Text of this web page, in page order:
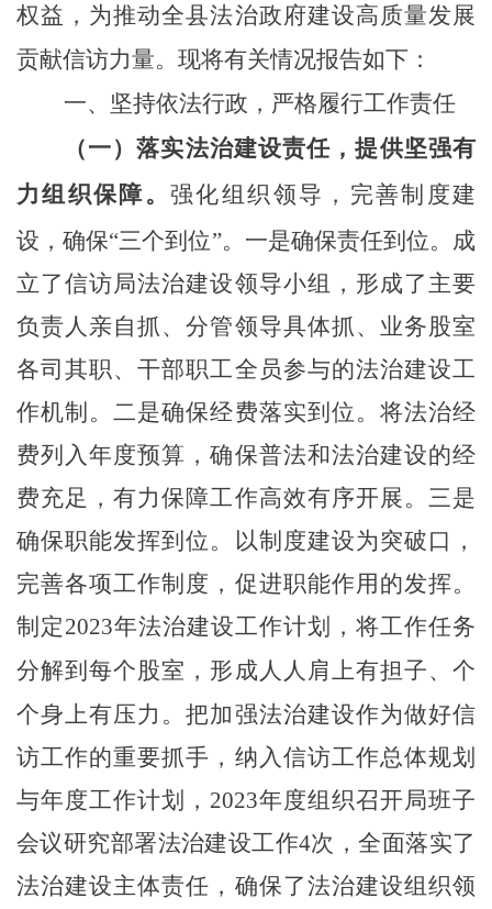
权益，为推动全县法治政府建设高质量发展
贡献信访力量。现将有关情况报告如下：
一、坚持依法行政， 严格履行工作责任
（一）落实法治建设责任 ，提供坚强有
力组织保障。强化组织领导， 完善制度建
设，确保“三个到位”。一是确保责任到位。成
立了信访局法治建设领导小组，形成了主要
负责人亲自抓、分管领导具体抓、业务股室
各司其职、干部职工全员参与的法治建设工
作机制。二是确保经费落实到位。将法治经
费列入年度预算，确保普法和法治建设的经
费充足，有力保障工作高效有序开展。三是
确保职能发挥到位。以制度建设为突破口，
完善各项工作制度，促进职能作用的发挥。
制定2023年法治建设工作计划，将工作任务
分解到每个股室 ，形成人人肩上有担子、个
个身上有压力。把加强法治建设作为做好信
访工作的重要抓手，纳入 信访工作总体规划
与年度工作计划， 2023年度组织召开局班子
会议研究部署法治建设工作4次，全面落实了
法治建设主体责任，确保了法治建设组织领